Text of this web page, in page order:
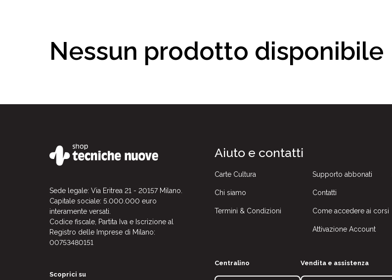
Nessun prodotto disponibile
Sede legale: Via Eritrea 21 - 20157 Milano.
Capitale sociale: 5.000.000 euro
interamente versati.
Codice fiscale, Partita Iva e Iscrizione al
Registro delle Imprese di Milano:
00753480151
Scoprici su
Aiuto e contatti
Carte Cultura
Chi siamo
Termini & Condizioni
Supporto abbonati
Contatti
Come accedere ai corsi
Attivazione Account
Centralino Vendita e assistenza